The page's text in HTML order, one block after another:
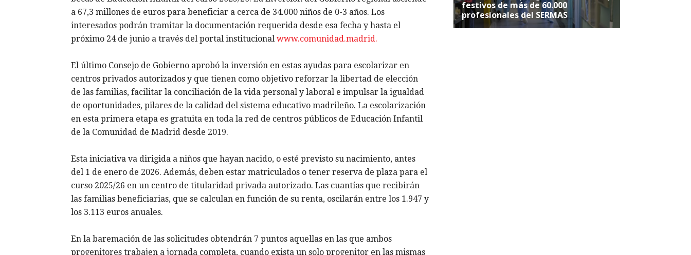
a 67,3 millones de euros para beneficiar a cerca de 34.000 niños de 0-3 años. Los
interesados podrán tramitar la documentación requerida desde esa fecha y hasta el
próximo 24 de junio a través del portal institucional www.comunidad.madrid.
El último Consejo de Gobierno aprobó la inversión en estas ayudas para escolarizar en
centros privados autorizados y que tienen como objetivo reforzar la libertad de elección
de las familias, facilitar la conciliación de la vida personal y laboral e impulsar la igualdad
de oportunidades, pilares de la calidad del sistema educativo madrileño. La escolarización
en esta primera etapa es gratuita en toda la red de centros públicos de Educación Infantil
de la Comunidad de Madrid desde 2019.
Esta iniciativa va dirigida a niños que hayan nacido, o esté previsto su nacimiento, antes
del 1 de enero de 2026. Además, deben estar matriculados o tener reserva de plaza para el
curso 2025/26 en un centro de titularidad privada autorizado. Las cuantías que recibirán
las familias beneficiarias, que se calculan en función de su renta, oscilarán entre los 1.947 y
los 3.113 euros anuales.
En la baremación de las solicitudes obtendrán 7 puntos aquellas en las que ambos
progenitores trabajen a jornada completa, cuando exista un solo progenitor en las mismas